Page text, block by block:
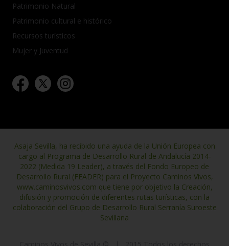
Patrimonio Natural
Patrimonio cultural e histórico
Recursos turísticos
Mujer y Juventud
Asaja Sevilla, ha recibido una ayuda de la Unión Europea con
cargo al Programa de Desarrollo Rural de Andalucía 2014-
2022 (Medida 19 Leader), a través del Fondo Europeo de
Desarrollo Rural (FEADER) para el Proyecto Caminos Vivos,
www.caminosvivos.com que tiene por objetivo la Creación,
difusión y promoción de diferentes rutas turísticas, con la
colaboración del Grupo de Desarrollo Rural Serranía Suroeste
Sevillana